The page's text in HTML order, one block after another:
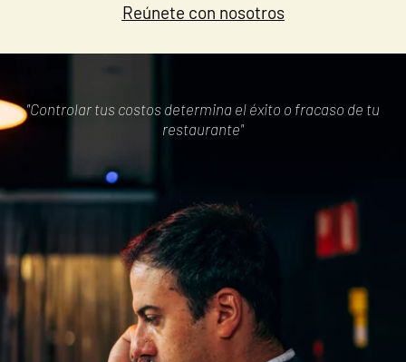
Reúnete con nosotros
"Controlar tus costos determina el éxito o fracaso de tu
restaurante"